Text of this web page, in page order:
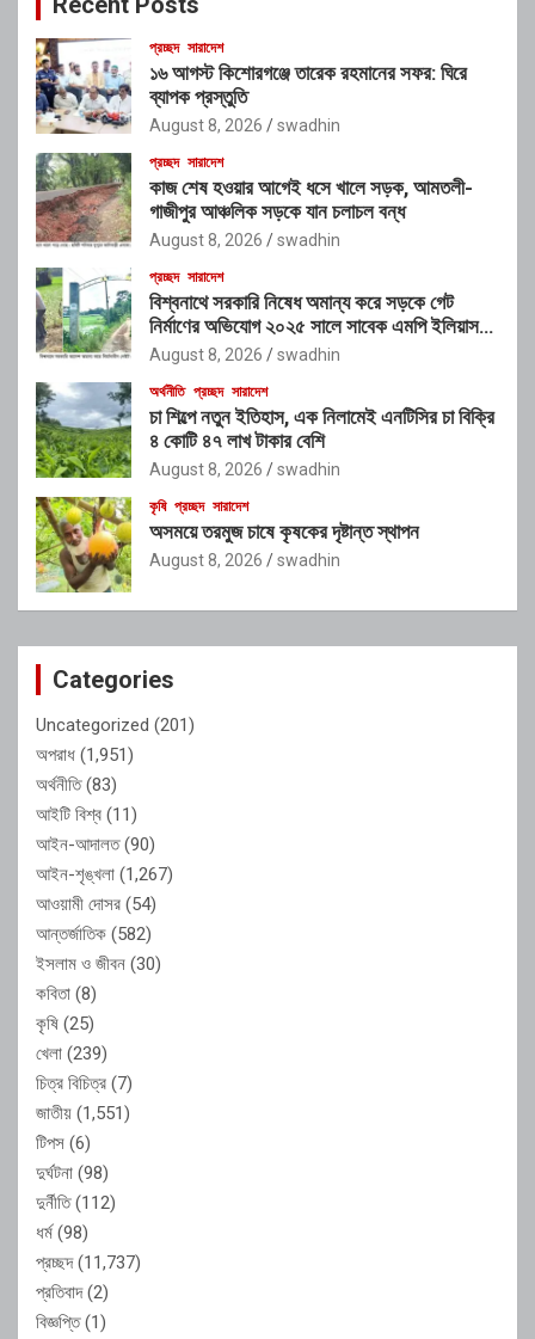
প্রচ্ছদ সারাদেশ
১৬ আগস্ট কিশোরগঞ্জে তারেক রহমানের সফর: ঘিরে
ব্যাপক প্রস্তুতি
August 8, 2026 swadhin
প্রচ্ছদ সারাদেশ
কাজ শেষ হওয়ার আগেই ধসে খালে সড়ক, আমতলী-
গাজীপুর আঞ্চলিক সড়কে যান চলাচল বন্ধ
August 8, 2026 swadhin
প্রচ্ছদ সারাদেশ
বিশ্বনাথে সরকারি নিষেধ অমান্য করে সড়কে গেট
নির্মাণের অভিযোগ ২০২৫ সালে সাবেক এমপি ইলিয়াস
আলীর নামে নামফলক স্থাপনের অভিযোগ
August 8, 2026 swadhin
অর্থনীতি প্রচ্ছদ সারাদেশ
চা শিল্পে নতুন ইতিহাস, এক নিলামেই এনটিসির চা বিক্রি
৪ কোটি ৪৭ লাখ টাকার বেশি
August 8, 2026 swadhin
কৃষি প্রচ্ছদ সারাদেশ
অসময়ে তরমুজ চাষে কৃষকের দৃষ্টান্ত স্থাপন
August 8, 2026 swadhin
Categories
Uncategorized (201)
অপরাধ (1,951)
অর্থনীতি(83)
আইটি বিশ্ব (11)
আইন-আদালত(90)
আইন-শৃঙ্খলা (1,267)
আওয়ামী দোসর (54)
আন্তর্জাতিক (582)
ইসলাম ও জীবন (30)
কবিতা (8)
কৃষি (25)
খেলা (239)
চিত্র বিচিত্র (7)
জাতীয় (1,551)
টিপস (6)
দুর্ঘটনা (98)
দুর্নীতি(112)
ধর্ম(98)
প্রচ্ছদ(11,737)
প্রতিবাদ(2)
বিজ্ঞপ্তি(1)